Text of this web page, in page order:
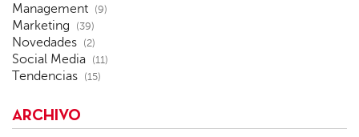
Management (9)
Marketing (39)
Novedades (2)
Social Media (11)
Tendencias (15)
ARCHIVO